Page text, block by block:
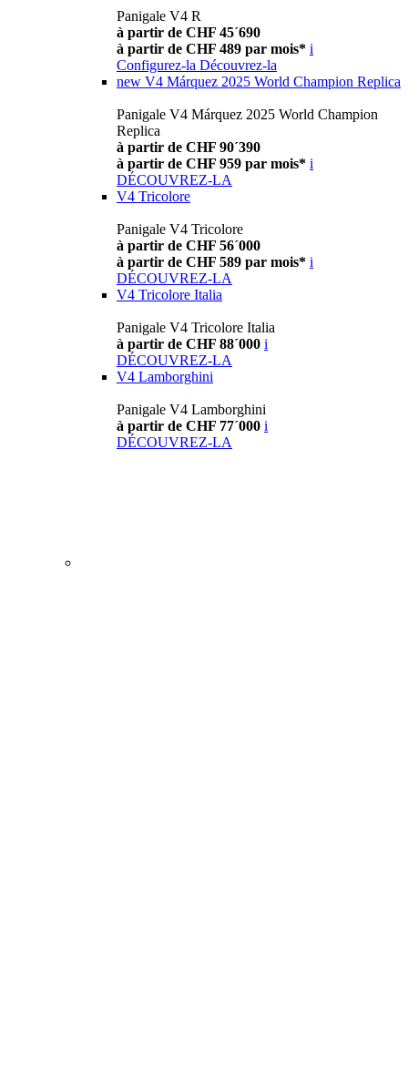
Panigale V4 R
à partir de CHF 45´690
à partir de CHF 489 par mois* i
Configurez-la Découvrez-la
new V4 Márquez 2025 World Champion Replica
Panigale V4 Márquez 2025 World Champion
Replica
à partir de CHF 90´390
à partir de CHF 959 par mois* i
DÉCOUVREZ-LA
V4 Tricolore
Panigale V4 Tricolore
à partir de CHF 56´000
à partir de CHF 589 par mois* i
DÉCOUVREZ-LA
V4 Tricolore Italia
Panigale V4 Tricolore Italia
à partir de CHF 88´000 i
DÉCOUVREZ-LA
V4 Lamborghini
Panigale V4 Lamborghini
à partir de CHF 77´000 i
DÉCOUVREZ-LA